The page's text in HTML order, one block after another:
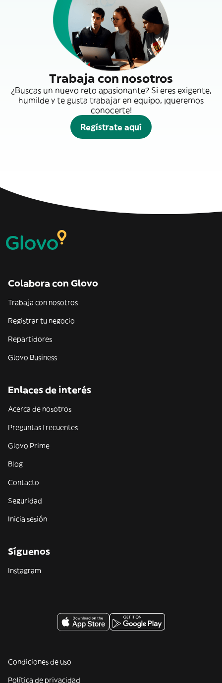
Trabaja con nosotros
¿Buscas un nuevo reto apasionante? Si eres exigente,
humilde y te gusta trabajar en equipo, ¡queremos
conocerte!
Regístrate aquí
Colabora con Glovo
Trabaja con nosotros
Registrar tu negocio
Repartidores
Glovo Business
Enlaces de interés
Acerca de nosotros
Preguntas frecuentes
Glovo Prime
Blog
Contacto
Seguridad
Inicia sesión
Síguenos
Instagram
Condiciones de uso
Política de privacidad